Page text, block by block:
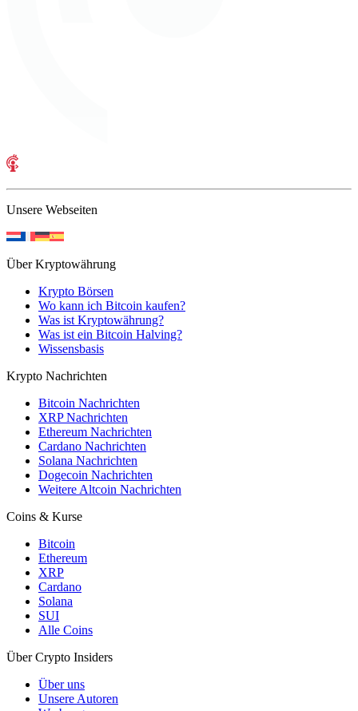
Unsere Webseiten
Über Kryptowährung
Krypto Börsen
Wo kann ich Bitcoin kaufen?
Was ist Kryptowährung?
Was ist ein Bitcoin Halving?
Wissensbasis
Krypto Nachrichten
Bitcoin Nachrichten
XRP Nachrichten
Ethereum Nachrichten
Cardano Nachrichten
Solana Nachrichten
Dogecoin Nachrichten
Weitere Altcoin Nachrichten
Coins & Kurse
Bitcoin
Ethereum
XRP
Cardano
Solana
SUI
Alle Coins
Über Crypto Insiders
Über uns
Unsere Autoren